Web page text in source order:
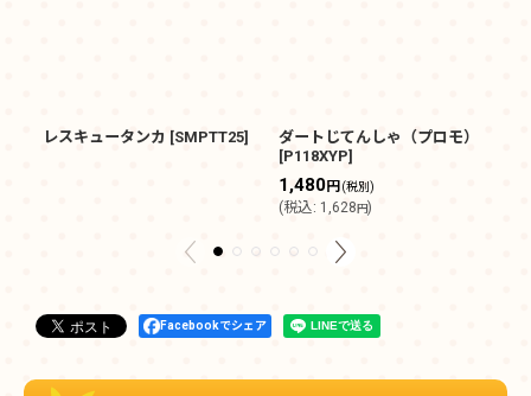
レスキュータンカ [SMPTT25]
ダートじてんしゃ（プロモ）
[P118XYP]
1,480円(税別)
(税込: 1,628円)
Facebookでシェア